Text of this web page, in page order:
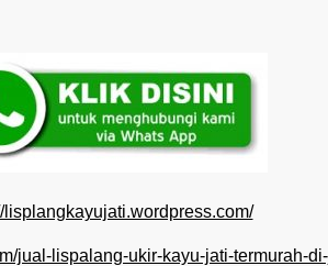
lisplangkayujati.wordpress.com/
jual-lispalang-ukir-kayu-jati-termurah-